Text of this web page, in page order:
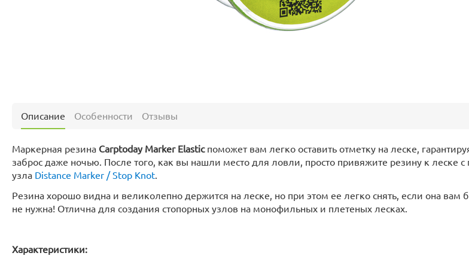
Описание Особенности Отзывы
Маркерная резина Carptoday Marker Elasticпоможет вам легко оставить отметку на леске,
заброс даже ночью. После того, как вы нашли место для ловли, просто привяжите резину к леске
узла Distance Marker / Stop Knot.
Резина хорошо видна и великолепно держится на леске, но при этом ее легко снять, если она вам
не нужна! Отлична для создания стопорных узлов на монофильных и плетеных лесках.
Характеристики: